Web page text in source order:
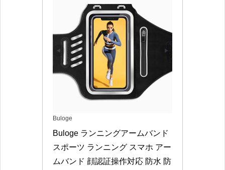
Buloge
Buloge ランニングアームバンド
スポーツ ランニング スマホ アー
ムバンド 顔認証操作対応 防水 防